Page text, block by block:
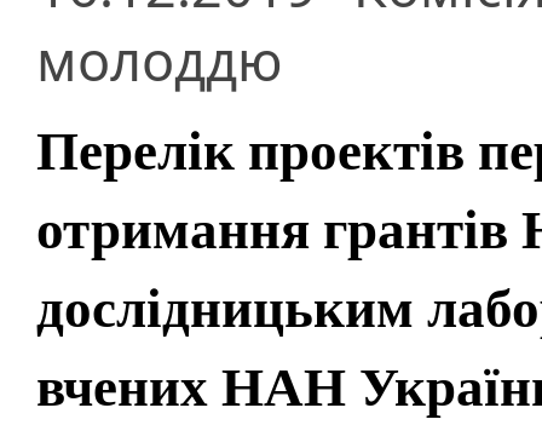
молоддю
Перелік проектів
отримання
дослідницьким
вчених НАН